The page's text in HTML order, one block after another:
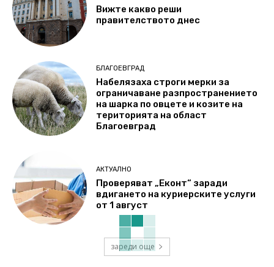
Вижте какво реши
правителството днес
БЛАГОЕВГРАД
Набелязаха строги мерки за
ограничаване разпространението
на шарка по овцете и козите на
територията на област
Благоевград
АКТУАЛНО
Проверяват „Еконт“ заради
вдигането на куриерските услуги
от 1 август
зареди още